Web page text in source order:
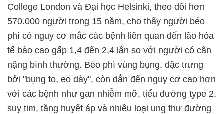
College London và Đại học Helsinki, theo dõi hơn
570.000 người trong 15 năm, cho thấy người béo
phì có nguy cơ mắc các bệnh liên quan đến lão hóa
tế bào cao gấp 1,4 đến 2,4 lần so với người có cân
nặng bình thường. Béo phì vùng bụng, đặc trưng
bởi "bụng to, eo dày", còn dẫn đến nguy cơ cao hơn
với các bệnh như gan nhiễm mỡ, tiểu đường type 2,
suy tim, tăng huyết áp và nhiều loại ung thư đường